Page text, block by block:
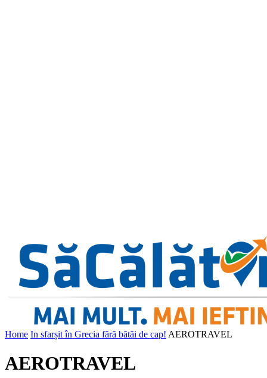
Home In sfarșit în Grecia fără bătăi de cap! AEROTRAVEL
AEROTRAVEL